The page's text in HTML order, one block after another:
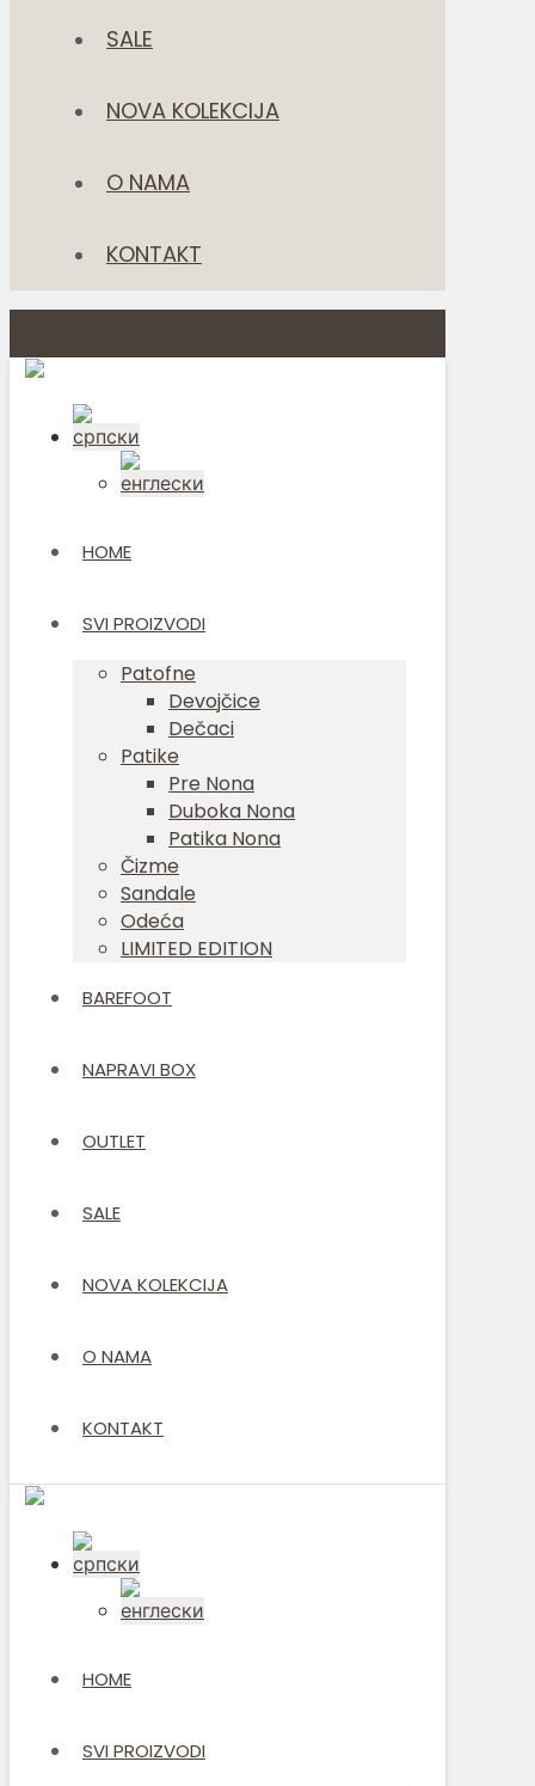
SALE
NOVA KOLEKCIJA
O NAMA
KONTAKT
HOME
SVI PROIZVODI
Patofne
Devojčice
Dečaci
Patike
Pre Nona
Duboka Nona
Patika Nona
Čizme
Sandale
Odeća
LIMITED EDITION
BAREFOOT
NAPRAVI BOX
OUTLET
SALE
NOVA KOLEKCIJA
O NAMA
KONTAKT
HOME
SVI PROIZVODI